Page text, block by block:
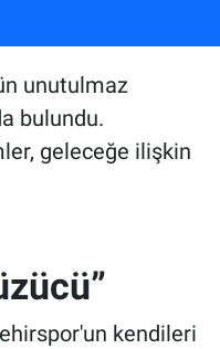
unutulmaz
bulundu.
geleceğe ilişkin
kendileri